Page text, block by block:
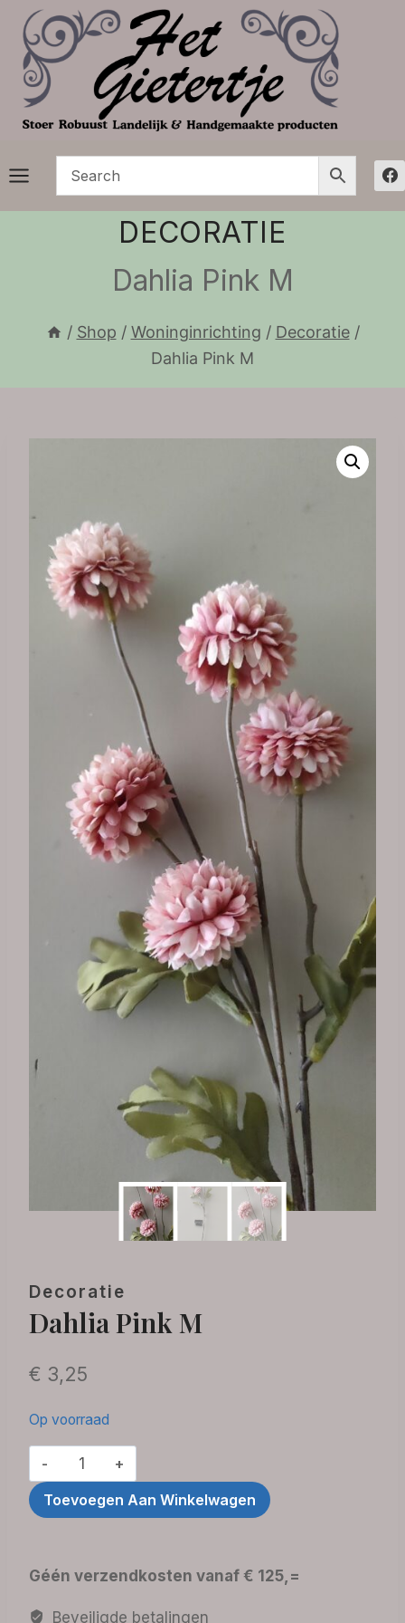
Doorgaan
naar
inhoud
DECORATIE
Dahlia Pink M
/ Shop / Woninginrichting / Decoratie /
Dahlia Pink M
Decoratie
Dahlia Pink M
€ 3,25
Op voorraad
Dahlia
Pink
M
Toevoegen Aan Winkelwagen
Géén verzendkosten vanaf € 125,=
Beveiligde betalingen